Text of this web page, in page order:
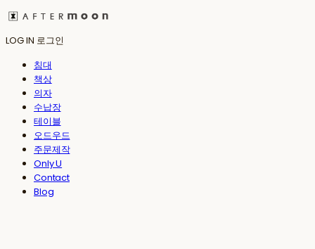
LOG IN 로그인
침대
책상
의자
수납장
테이블
오드우드
주문제작
Only U
Contact
Blog